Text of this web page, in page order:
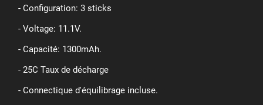
- Configuration: 3 sticks
- Voltage: 11.1V.
- Capacité: 1300mAh.
- 25C Taux de décharge
- Connectique d'équilibrage incluse.